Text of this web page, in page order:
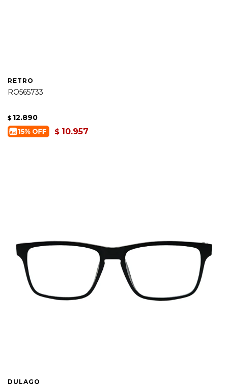
RETRO
RO565733
$ 12.890
$ 10.957
DULAGO